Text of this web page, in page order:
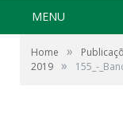
MENU
Home »
2019 » 155_-